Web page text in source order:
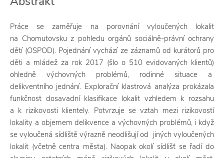
Práce se zaměřuje na porovnání vyloučených lokalit
na Chomutovsku z pohledu orgánů sociálně-právní ochrany
dětí (OSPOD). Pojednání vychází ze záznamů od kurátorů pro
děti a mládež za rok 2017 (šlo o 510 evidovaných klientů)
ohledně výchovných problémů, rodinné situace a
delikventního jednání. Explorační klastrová analýza prokázala
funkčnost dosavadní klasifikace lokalit vzhledem k rozsahu
a k rizikovosti klientely. Potvrzuje se vztah mezi rizikovostí
lokality a objemem delikvence a výchovných problémů, i když
se vyloučená sídliště výrazně neodlišují od jiných vyloučených
lokalit (včetně centra města). Naopak okolí sídlišť se řadí do